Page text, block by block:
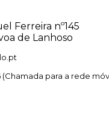
Ferreira nº145
de Lanhoso
(Chamada para a rede